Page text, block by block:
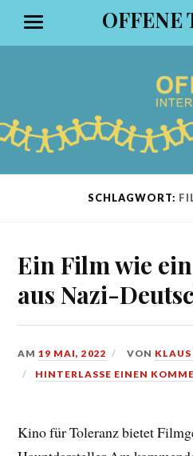
Inhalt
springen
OFFENE
MENÜ
SCHLAGWORT:
Ein Film wie
aus Nazi-
AM19 MAI, 2022 VON
HINTERLASSE EINEN
Kino für Toleranz bietet